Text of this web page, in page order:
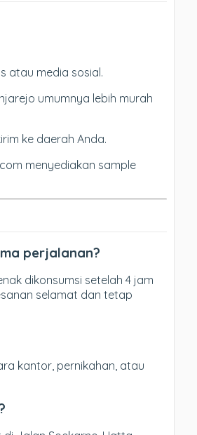
atau media sosial.
umumnya lebih murah
ke daerah Anda.
menyediakan sample
perjalanan?
dikonsumsi setelah 4 jam
selamat dan tetap
kantor, pernikahan, atau